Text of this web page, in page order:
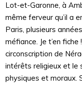
Lot-et-Garonne, à
même ferveur qu’il a
Paris, plusieurs
méfiance. Je t’en
circonscription de
intérêts religieux et le
physiques et moraux.